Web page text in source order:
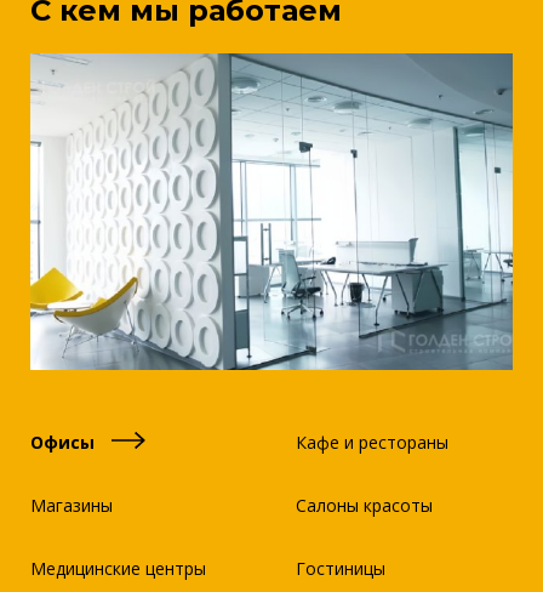
С кем мы работаем
Офисы
Магазины
Медицинские центры
Кафе и рестораны
Салоны красоты
Гостиницы